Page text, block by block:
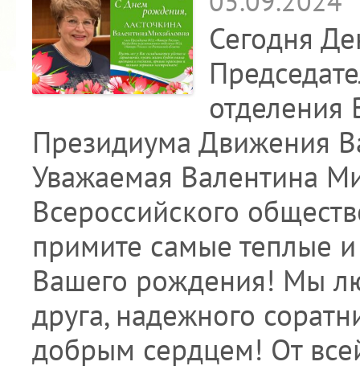
Сегодня
отделения
Президиума Движения
Уважаемая Валентина
Всероссийского
примите самые теплые
Вашего рождения! Мы
друга, надежного
добрым сердцем! От